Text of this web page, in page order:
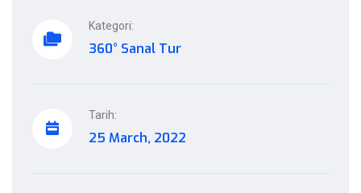
Kategori:
360° Sanal Tur
Tarih:
25 March, 2022